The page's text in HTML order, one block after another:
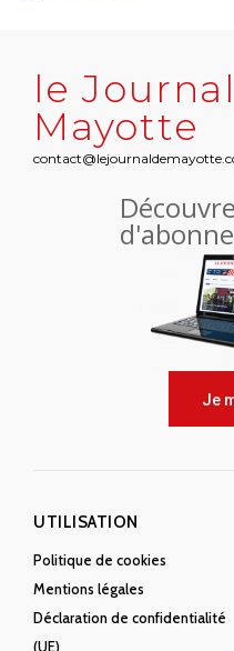
le
Mayotte
Je
UTILISATION
Politique de cookies
Mentions légales
Déclaration de confidentialité
(UE)